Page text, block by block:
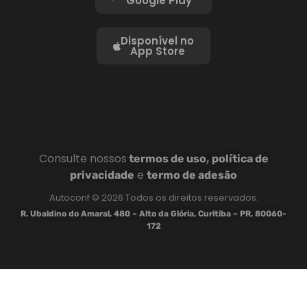
Disponível no
App Store
Consulte nossos termos de uso, política de
privacidade e termo de adesão
Autoconf © 2026 Todos os direitos reservados.
R. Ubaldino do Amaral, 480 – Alto da Glória, Curitiba – PR, 80060-
172